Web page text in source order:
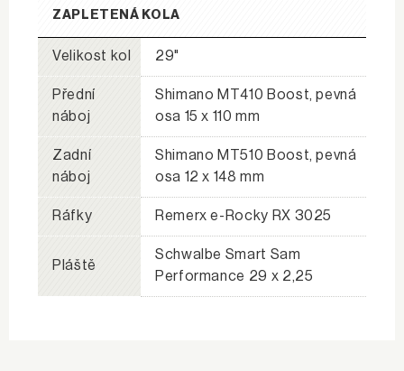
ZAPLETENÁ KOLA
Velikost kol 29"
Přední
náboj
Shimano MT410 Boost, pevná
osa 15 x 110 mm
Zadní
náboj
Shimano MT510 Boost, pevná
osa 12 x 148 mm
Ráfky Remerx e-Rocky RX 3025
Pláště
Schwalbe Smart Sam
Performance 29 x 2,25